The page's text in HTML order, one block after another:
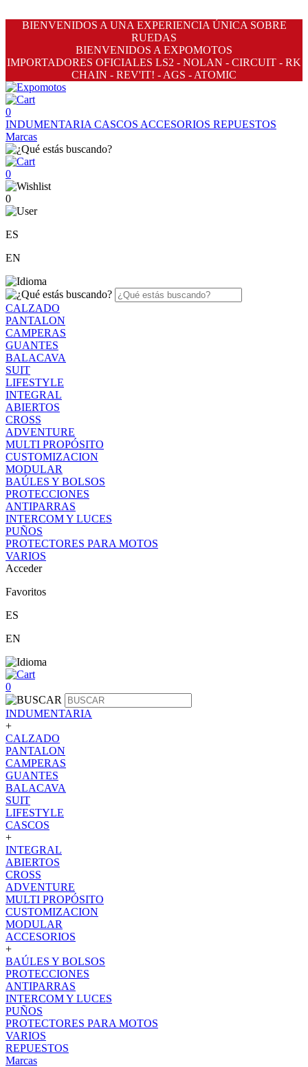
BIENVENIDOS A UNA EXPERIENCIA ÚNICA SOBRE
RUEDAS
BIENVENIDOS A EXPOMOTOS
IMPORTADORES OFICIALES LS2 - NOLAN - CIRCUIT - RK
CHAIN - REV'IT! - AGS - ATOMIC
0
INDUMENTARIA CASCOS ACCESORIOS REPUESTOS
Marcas
0
0
ES
EN
CALZADO
PANTALON
CAMPERAS
GUANTES
BALACAVA
SUIT
LIFESTYLE
INTEGRAL
ABIERTOS
CROSS
ADVENTURE
MULTI PROPÓSITO
CUSTOMIZACION
MODULAR
BAÚLES Y BOLSOS
PROTECCIONES
ANTIPARRAS
INTERCOM Y LUCES
PUÑOS
PROTECTORES PARA MOTOS
VARIOS
Acceder
Favoritos
ES
EN
0
INDUMENTARIA
+
CALZADO
PANTALON
CAMPERAS
GUANTES
BALACAVA
SUIT
LIFESTYLE
CASCOS
+
INTEGRAL
ABIERTOS
CROSS
ADVENTURE
MULTI PROPÓSITO
CUSTOMIZACION
MODULAR
ACCESORIOS
+
BAÚLES Y BOLSOS
PROTECCIONES
ANTIPARRAS
INTERCOM Y LUCES
PUÑOS
PROTECTORES PARA MOTOS
VARIOS
REPUESTOS
Marcas